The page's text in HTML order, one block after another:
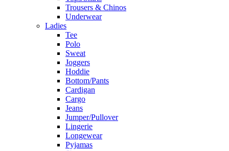
Trousers & Chinos
Underwear
Ladies
Tee
Polo
Sweat
Joggers
Hoddie
Bottom/Pants
Cardigan
Cargo
Jeans
Jumper/Pullover
Lingerie
Longewear
Pyjamas